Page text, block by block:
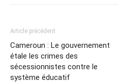
Article précédent
Cameroun : Le gouvernement
étale les crimes des
sécessionnistes contre le
système éducatif